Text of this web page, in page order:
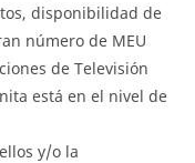
disponibilidad de
número de MEU
de Televisión
está en el nivel de
y/o la